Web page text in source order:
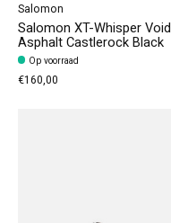
Salomon
Salomon XT-Whisper Void
Asphalt Castlerock Black
Op voorraad
€160,00